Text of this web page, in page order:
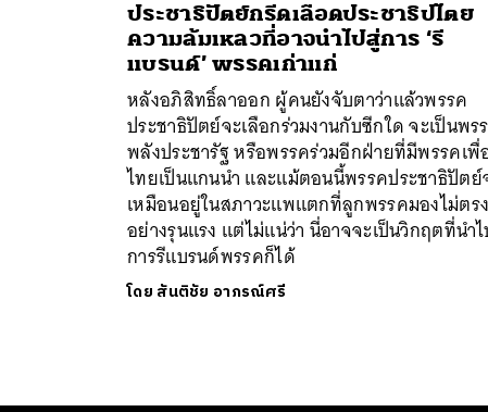
ประชาธิปัตย์กรีดเลือดประชาธิปไตย
ความล้มเหลวที่อาจนำไปสู่การ ‘รี
แบรนด์’ พรรคเก่าแก่
หลังอภิสิทธิ์ลาออก ผู้คนยังจับตาว่าแล้วพรรค
ประชาธิปัตย์จะเลือกร่วมงานกับซีกใด จะเป็นพร
พลังประชารัฐ หรือพรรคร่วมอีกฝ่ายที่มีพรรคเพื่
ไทยเป็นแกนนำ และแม้ตอนนี้พรรคประชาธิปัตย์
เหมือนอยู่ในสภาวะแพแตกที่ลูกพรรคมองไม่ตร
อย่างรุนแรง แต่ไม่แน่ว่า นี่อาจจะเป็นวิกฤตที่นำ
การรีแบรนด์พรรคก็ได้
โดย สันติชัย อาภรณ์ศรี